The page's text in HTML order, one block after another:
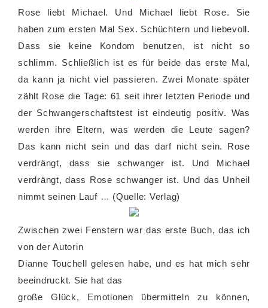
Rose liebt Michael. Und Michael liebt Rose. Sie
haben zum ersten Mal Sex. Schüchtern und liebevoll.
Dass sie keine Kondom benutzen, ist nicht so
schlimm. Schließlich ist es für beide das erste Mal,
da kann ja nicht viel passieren. Zwei Monate später
zählt Rose die Tage: 61 seit ihrer letzten Periode und
der Schwangerschaftstest ist eindeutig positiv. Was
werden ihre Eltern, was werden die Leute sagen?
Das kann nicht sein und das darf nicht sein. Rose
verdrängt, dass sie schwanger ist. Und Michael
verdrängt, dass Rose schwanger ist. Und das Unheil
nimmt seinen Lauf … (Quelle: Verlag)
Zwischen zwei Fenstern war das erste Buch, das ich
von der Autorin
Dianne Touchell gelesen habe, und es hat mich sehr
beeindruckt. Sie hat das
große Glück, Emotionen übermitteln zu können,